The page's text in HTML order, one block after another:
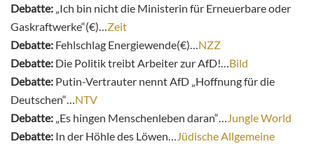
Debatte: „Ich bin nicht die Ministerin für Erneuerbare oder
Gaskraftwerke“(€)…Zeit
Debatte: Fehlschlag Energiewende(€)…NZZ
Debatte: Die Politik treibt Arbeiter zur AfD!…Bild
Debatte: Putin-Vertrauter nennt AfD „Hoffnung für die
Deutschen“…NTV
Debatte: „Es hingen Menschenleben daran“…Jungle World
Debatte: In der Höhle des Löwen…Jüdische Allgemeine